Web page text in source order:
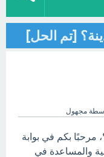
[تم الحل]
مجهول
بكم في بوابة
والمساعدة في